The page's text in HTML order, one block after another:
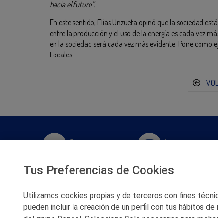
hacia el futuro”.
En este sentido, Elías Unzueta opinó que la sociedad
entre la producción y el uso de la energía es cada vez
en la sociedad será cada vez más evidente. Pone como
Locales.
Twitter
Facebook
Youtube
Instagram
Slideshare
Soundcloud
Tus Preferencias de Cookies
Utilizamos cookies propias y de terceros con fines
pueden incluir la creación de un perfil con tus hábitos